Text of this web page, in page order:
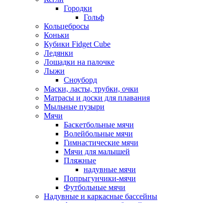
Городки
Гольф
Кольцебросы
Коньки
Кубики Fidget Cube
Ледянки
Лошадки на палочке
Лыжи
Сноуборд
Маски, ласты, трубки, очки
Матрасы и доски для плавания
Мыльные пузыри
Мячи
Баскетбольные мячи
Волейбольные мячи
Гимнастические мячи
Мячи для малышей
Пляжные
надувные мячи
Попрыгунчики-мячи
Футбольные мячи
Надувные и каркасные бассейны